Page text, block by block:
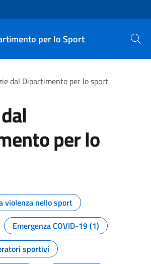
sito
per lo Sport Cerca
dal Dipartimento per lo sport
per lo
della pagina
violenza nello sport
Emergenza COVID-19 (1)
sportivi